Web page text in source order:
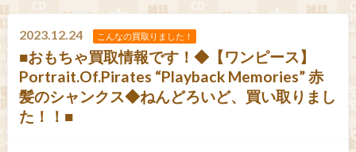
2023.12.24 こんなの買取りました！
■おもちゃ買取情報です！◆【ワンピース】
Portrait.Of.Pirates “Playback Memories” 赤
髪のシャンクス◆ねんどろいど、買い取りまし
た！！■